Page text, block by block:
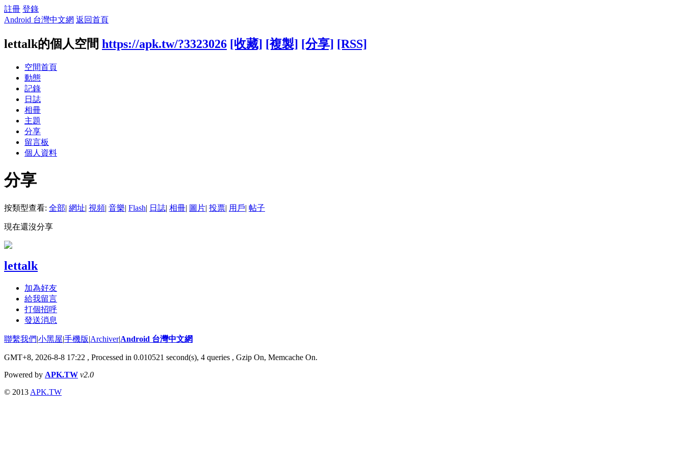
註冊 登錄
Android 台灣中文網 返回首頁
lettalk的個人空間 https://apk.tw/?3323026 [收藏] [複製] [分享] [RSS]
空間首頁
動態
記錄
日誌
相冊
主題
分享
留言板
個人資料
分享
按類型查看: 全部| 網址| 視頻| 音樂| Flash| 日誌| 相冊| 圖片| 投票| 用戶| 帖子
現在還沒分享
lettalk
加為好友
給我留言
打個招呼
發送消息
聯繫我們|小黑屋|手機版|Archiver|Android 台灣中文網
GMT+8, 2026-8-8 17:22 , Processed in 0.010521 second(s), 4 queries , Gzip On, Memcache On.
Powered by APK.TW v2.0
© 2013 APK.TW